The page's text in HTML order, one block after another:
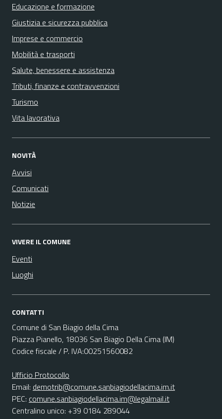
Educazione e formazione
Giustizia e sicurezza pubblica
Imprese e commercio
Mobilità e trasporti
Salute, benessere e assistenza
Tributi, finanze e contravvenzioni
Turismo
Vita lavorativa
NOVITÀ
Avvisi
Comunicati
Notizie
VIVERE IL COMUNE
Eventi
Luoghi
CONTATTI
Comune di San Biagio della Cima
Piazza Pianello, 18036 San Biagio Della Cima (IM)
Codice fiscale / P. IVA:00251560082
Ufficio Protocollo
Email: demotrib@comune.sanbiagiodellacima.im.it
PEC: comune.sanbiagiodellacima.im@legalmail.it
Centralino unico: +39 0184 289044